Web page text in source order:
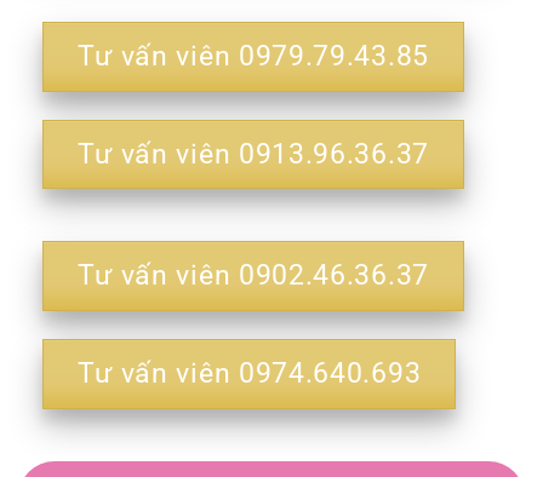
Tư vấn viên 0979.79.43.85
Tư vấn viên 0913.96.36.37
Tư vấn viên 0902.46.36.37
Tư vấn viên 0974.640.693